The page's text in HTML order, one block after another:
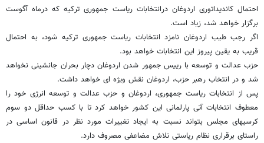
احتمال کاندیداتوری اردوغان درانتخابات ریاست جمهوری ترکیه که درماه آگوست
برگزار خواهد شد، زیاد است.
اگر رجب طیب اردوغان نامزد انتخابات ریاست جمهوری ترکیه شود، به احتمال
قریب به یقین پیروز این انتخابات خواهد بود.
حزب عدالت و توسعه با رییس جمهور شدن اردوغان دچار بحران جانشینی نخواهد
شد و در انتخاب رهبر حزب، اردوغان نقش ویژه ای خواهد داشت.
پس از انتخابات ریاست جمهوری، اردوغان و حزب عدالت و توسعه انرژی خود را
معطوف انتخابات آتی پارلمانی این کشور خواهد کرد تا با کسب حداقل دو سوم
کرسیهای مجلس بتواند نسبت به ایجاد تغییرات مورد نظر در قانون اساسی در
راستای برقراری نظام ریاستی تلاش مضاعفی مصروف دارد.